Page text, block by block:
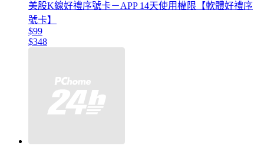
美股K線好禮序號卡－APP 14天使用權限【軟體好禮序
號卡】
$99
$348